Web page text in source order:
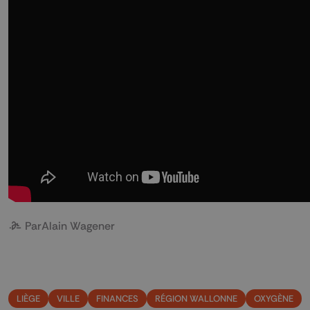
ParAlain Wagener
LIÈGE VILLE FINANCES RÉGION WALLONNE OXYGÈNE